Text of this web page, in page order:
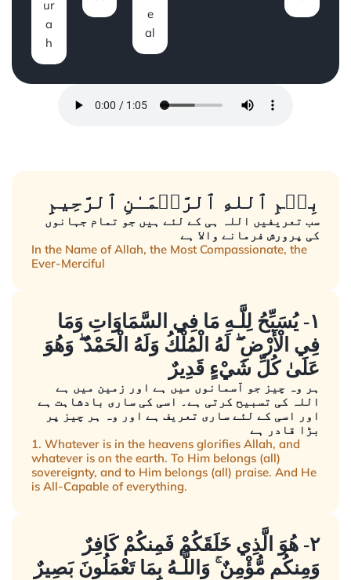
ur
a
h
e
al
بِسۡمِ ٱللهِ ٱلرَّحۡمَـٰنِ ٱلرَّحِيمِِ
سب تعریفیں اللہ ہی کے لئے ہیں جو تمام جہانوں
کی پرورش فرمانے والا ہے
In the Name of Allah, the Most Compassionate, the
Ever-Merciful
١- يُسَبِّحُ لِلَّـهِ مَا فِي السَّمَاوَاتِ وَمَا
فِي الْأَرْضِ ۖ لَهُ الْمُلْكُ وَلَهُ الْحَمْدُ ۖ وَهُوَ
عَلَىٰ كُلِّ شَيْءٍ قَدِيرٌ
ہر وہ چیز جو آسمانوں میں ہے اور زمین میں ہے
اللہ کی تسبیح کرتی ہے۔ اسی کی ساری بادشاہت ہے
اور اسی کے لئے ساری تعریف ہے اور وہ ہر چیز پر
بڑا قادر ہے
1. Whatever is in the heavens glorifies Allah, and
whatever is on the earth. To Him belongs (all)
sovereignty, and to Him belongs (all) praise. And He
is All-Capable of everything.
٢- هُوَ الَّذِي خَلَقَكُمْ فَمِنكُمْ كَافِرٌ
وَمِنكُم مُّؤْمِنٌ ۚ وَاللَّـهُ بِمَا تَعْمَلُونَ بَصِيرٌ